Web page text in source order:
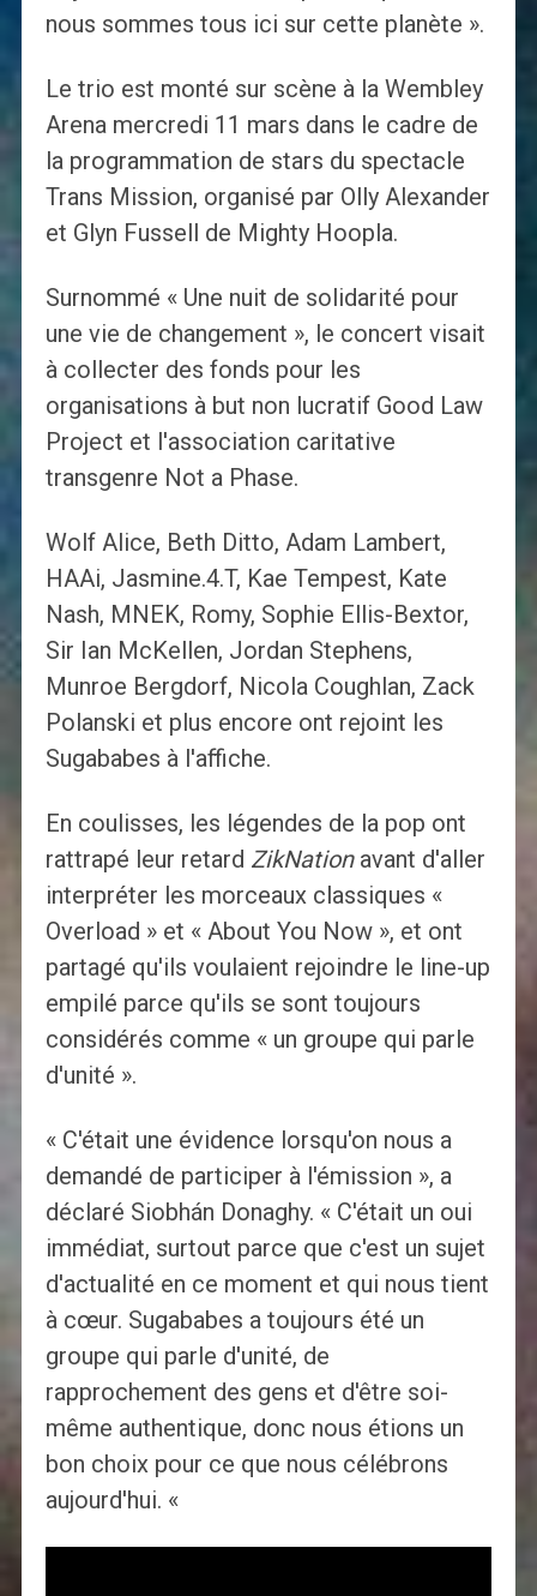
nous sommes tous ici sur cette planète ».
Le trio est monté sur scène à la Wembley
Arena mercredi 11 mars dans le cadre de
la programmation de stars du spectacle
Trans Mission, organisé par Olly Alexander
et Glyn Fussell de Mighty Hoopla.
Surnommé « Une nuit de solidarité pour
une vie de changement », le concert visait
à collecter des fonds pour les
organisations à but non lucratif Good Law
Project et l'association caritative
transgenre Not a Phase.
Wolf Alice, Beth Ditto, Adam Lambert,
HAAi, Jasmine.4.T, Kae Tempest, Kate
Nash, MNEK, Romy, Sophie Ellis-Bextor,
Sir Ian McKellen, Jordan Stephens,
Munroe Bergdorf, Nicola Coughlan, Zack
Polanski et plus encore ont rejoint les
Sugababes à l'affiche.
En coulisses, les légendes de la pop ont
rattrapé leur retard ZikNationavant d'aller
interpréter les morceaux classiques «
Overload » et « About You Now », et ont
partagé qu'ils voulaient rejoindre le line-up
empilé parce qu'ils se sont toujours
considérés comme « un groupe qui parle
d'unité ».
« C'était une évidence lorsqu'on nous a
demandé de participer à l'émission », a
déclaré Siobhán Donaghy. « C'était un oui
immédiat, surtout parce que c'est un sujet
d'actualité en ce moment et qui nous tient
à cœur. Sugababes a toujours été un
groupe qui parle d'unité, de
rapprochement des gens et d'être soi-
même authentique, donc nous étions un
bon choix pour ce que nous célébrons
aujourd'hui. «